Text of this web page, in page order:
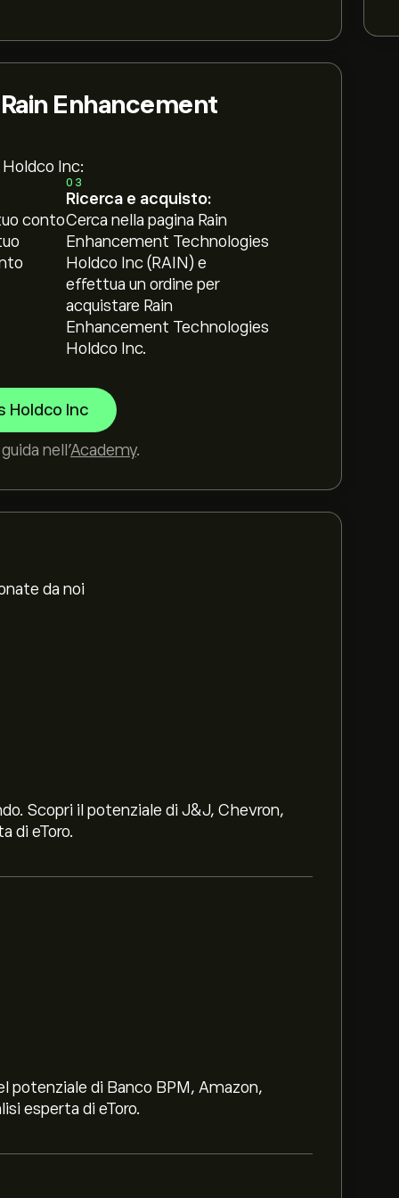
Enhancement
Inc:
conto
03
Ricerca e acquisto:
Cerca nella pagina Rain
Enhancement Technologies
Holdco Inc (RAIN) e
effettua un ordine per
acquistare Rain
Enhancement Technologies
Holdco Inc.
Holdco Inc
nell’Academy.
da noi
Scopri il potenziale di J&J, Chevron,
di eToro.
potenziale di Banco BPM, Amazon,
esperta di eToro.